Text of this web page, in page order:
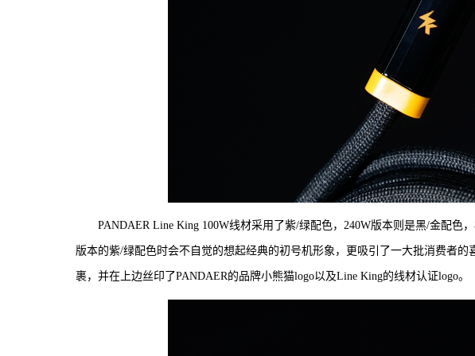
PANDAER Line King 100W线材采用了紫/绿配色，240W版本则是黑/金配色
版本的紫/绿配色时会不自觉的想起经典的初号机形象，更吸引了一大批消费者
裹，并在上边丝印了PANDAER的品牌小熊猫logo以及Line King的线材认证logo。